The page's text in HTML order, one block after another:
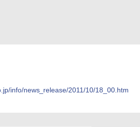
info/news_release/2011/10/18_00.htm